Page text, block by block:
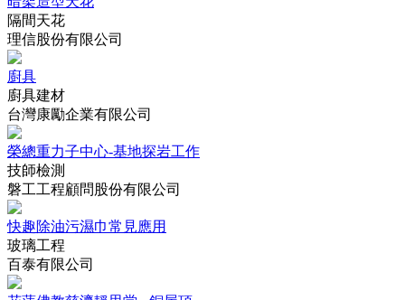
隔間天花
理信股份有限公司
廚具
廚具建材
台灣康勵企業有限公司
榮總重力子中心-基地探岩工作
技師檢測
磐工工程顧問股份有限公司
快趣除油污濕巾常見應用
玻璃工程
百泰有限公司